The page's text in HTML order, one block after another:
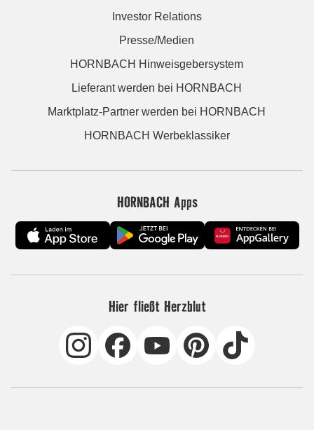
Investor Relations
Presse/Medien
HORNBACH Hinweisgebersystem
Lieferant werden bei HORNBACH
Marktplatz-Partner werden bei HORNBACH
HORNBACH Werbeklassiker
HORNBACH Apps
Hier fließt Herzblut